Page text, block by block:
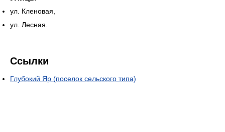
ул. Кленовая,
ул. Лесная.
Ссылки
Глубокий Яр (поселок сельского типа)